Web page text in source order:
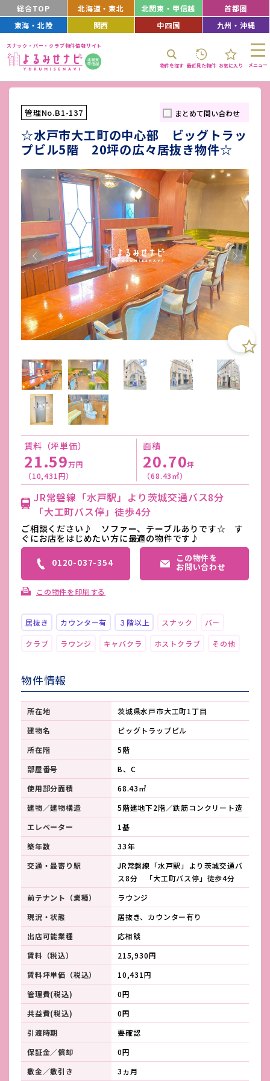
総合TOP 北海道・東北 北関東・甲信越
首都圏
東海・北陸
関西 中四国 九州・沖縄
スナック・バー・クラブ物件情報サイト
物件を探す 最近見た物件 お気に入り メニュー
管理No.B1-137 まとめて問い合わせ
☆水戸市大工町の中心部 ビッグトラッ
プビル5階 20坪の広々居抜き物件☆
賃料（坪単価）
21.59万円
（10,431円）
面積
20.70坪
（68.43㎡）
JR常磐線「水戸駅」より茨城交通バス8分
「大工町バス停」徒歩4分
ご相談ください♪ ソファー、テーブルありです☆ す
ぐにお店をはじめたい方に最適の物件です♪
0120-037-354 この物件を
お問い合わせ
この物件を印刷する
居抜き カウンター有 ３階以上 スナック バー
クラブ ラウンジ キャバクラ ホストクラブ その他
物件情報
所在地
茨城県水戸市大工町1丁目
建物名
ビッグトラップビル
所在階
5階
部屋番号
B、C
使用部分面積
68.43㎡
建物／建物構造
5階建地下2階／鉄筋コンクリート造
エレベーター
1基
築年数
33年
交通・最寄り駅
JR常磐線「水戸駅」より茨城交通バ
ス8分 「大工町バス停」徒歩4分
前テナント（業種）
ラウンジ
現況・状態
居抜き、カウンター有り
出店可能業種
応相談
賃料（税込）
215,930円
賃料坪単価（税込）
10,431円
管理費(税込)
0円
共益費(税込)
0円
引渡時期
要確認
保証金／償却
0円
敷金／敷引き
3ヵ月